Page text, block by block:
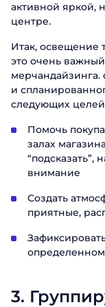
активной яркой,
центре.
Итак, освещение
это очень
и
следующих
Помочь
залах
“подсказать”,
внимание
Создать
приятные,
3.